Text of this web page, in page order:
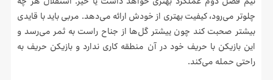
چلوتر می‌رود، کیفیت بهتری از خودش ارائه می‌دهد. مربی باید با قایدی
بیشتر صحبت کند چون ییشتر گل‌ها از جناح راست به ثمر می‌رسد و
این بازیکن با حریف خود در آن منطقه کاری ندارد و بازیکن حریف به
راحتی حمله می‌کند.